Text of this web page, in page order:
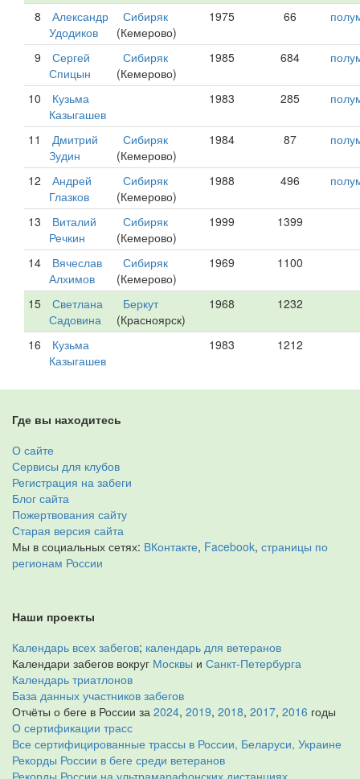
8
Александр
Удодиков
Сибиряк
(Кемерово)
1975 66
9
Сергей
Спицын
Сибиряк
(Кемерово)
1985 684
10
Кузьма
Казыгашев
1983 285
11
Дмитрий
Зудин
Сибиряк
(Кемерово)
1984 87
12
Андрей
Глазков
Сибиряк
(Кемерово)
1988 496
13
Виталий
Речкин
Сибиряк
(Кемерово)
1999 1399
14
Вячеслав
Алхимов
Сибиряк
(Кемерово)
1969 1100
15
Светлана
Садовина
Беркут
(Красноярск)
1968 1232
16
Кузьма
Казыгашев
1983 1212
Где вы находитесь
О сайте
Сервисы для клубов
Регистрация на забеги
Блог сайта
Пожертвования сайту
Старая версия сайта
Мы в социальных сетях: ВКонтакте, Facebook, страницы по
регионам России
Наши проекты
Календарь всех забегов; календарь для ветеранов
Календари забегов вокруг Москвы и Санкт-Петербурга
Календарь триатлонов
База данных участников забегов
Отчёты о беге в России за 2024, 2019, 2018, 2017, 2016 годы
О сертификации трасс
Все сертифицированные трассы в России, Беларуси, Украине
Рекорды России в беге среди ветеранов
Рекорды России на ультрамарафонских дистанциях